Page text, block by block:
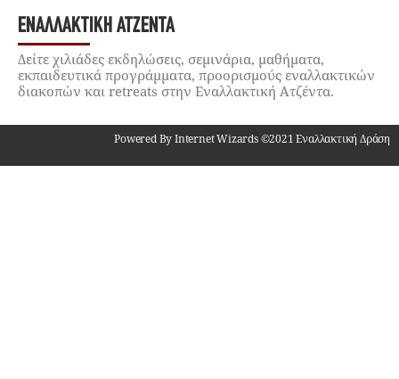
ΕΝΑΛΛΑΚΤΙΚΉ ΑΤΖΈΝΤΑ
Δείτε χιλιάδες εκδηλώσεις, σεμινάρια, μαθήματα,
εκπαιδευτικά προγράμματα, προορισμούς εναλλακτικών
διακοπών και retreats στην Εναλλακτική Ατζέντα.
Powered By Internet Wizards ©2021 Εναλλακτική Δράση